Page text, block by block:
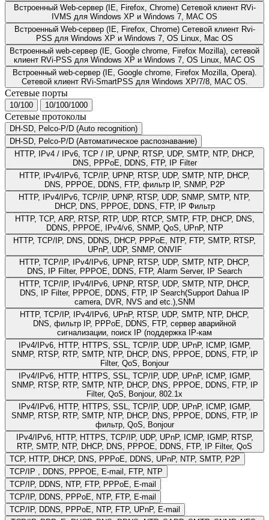
Встроенный Web-сервер (IE, Firefox, Chrome) Сетевой клиент RVi-
IVMS для Windows XP и Windows 7, MAC OS
Встроенный Web-сервер (IE, Firefox, Chrome) Сетевой клиент Rvi-
PSS для Windows XP и Windows 7, OS Linux, Mac OS
Встроенный web-сервер (IE, Google chrome, Firefox Mozilla), сетевой
клиент RVi-PSS для Windows XP и Windows 7, OS Linux, MAC OS
Встроенный web-сервер (IE, Google chrome, Firefox Mozilla, Opera).
Сетевой клиент RVi-SmartPSS для Windows XP/7/8, MAC OS.
Сетевые порты
10/100 10/100/1000
Сетевые протоколы
DH-SD, Pelco-P/D (Auto recognition)
DH-SD, Pelco-P/D (Автоматическое распознавание)
HTTP, IPv4 / IPv6, TCP / IP, UPNP, RTSP, UDP, SMTP, NTP, DHCP,
DNS, PPPoE, DDNS, FTP, IP Filter
HTTP, IPv4/IPv6, TCP/IP, UPNP, RTSP, UDP, SMTP, NTP, DHCP,
DNS, PPPOE, DDNS, FTP, фильтр IP, SNMP, P2P
HTTP, IPv4/IPv6, TCP/IP, UPNP, RTSP, UDP, SNMP, SMTP, NTP,
DHCP, DNS, PPPOE, DDNS, FTP, IP Фильтр
HTTP, TCP, ARP, RTSP, RTP, UDP, RTCP, SMTP, FTP, DHCP, DNS,
DDNS, PPPOE, IPv4/v6, SNMP, QoS, UPnP, NTP
HTTP, TCP/IP, DNS, DDNS, DHCP, PPPoE, NTP, FTP, SMTP, RTSP,
UPnP, UDP, SNMP, ONVIF
HTTP, TCP/IP, IPv4/IPv6, UPNP, RTSP, UDP, SMTP, NTP, DHCP,
DNS, IP Filter, PPPOE, DDNS, FTP, Alarm Server, IP Search
HTTP, TCP/IP, IPv4/IPv6, UPNP, RTSP, UDP, SMTP, NTP, DHCP,
DNS, IP Filter, PPPOE, DDNS, FTP, IP Search(Support Dahua IP
camera, DVR, NVS and etc.),SNM
HTTP, TCP/IP, IPv4/IPv6, UPnP, RTSP, UDP, SMTP, NTP, DHCP,
DNS, фильтр IP, PPPoE, DDNS, FTP, сервер аварийной
сигнализации, поиск IP (поддержка IP-кам
IPv4/IPv6, HTTP, HTTPS, SSL, TCP/IP, UDP, UPnP, ICMP, IGMP,
SNMP, RTSP, RTP, SMTP, NTP, DHCP, DNS, PPPOE, DDNS, FTP, IP
Filter, QoS, Bonjour
IPv4/IPv6, HTTP, HTTPS, SSL, TCP/IP, UDP, UPnP, ICMP, IGMP,
SNMP, RTSP, RTP, SMTP, NTP, DHCP, DNS, PPPOE, DDNS, FTP, IP
Filter, QoS, Bonjour, 802.1x
IPv4/IPv6, HTTP, HTTPS, SSL, TCP/IP, UDP, UPnP, ICMP, IGMP,
SNMP, RTSP, RTP, SMTP, NTP, DHCP, DNS, PPPOE, DDNS, FTP, IP
фильтр, QoS, Bonjour
IPv4/IPv6, HTTP, HTTPS, TCP/IP, UDP, UPnP, ICMP, IGMP, RTSP,
RTP, SMTP, NTP, DHCP, DNS, PPPOE, DDNS, FTP, IP Filter, QoS
TCP, HTTP, DHCP, DNS, PPPoE, DDNS, UPnP, NTP, SMTP, P2P
TCP/IP , DDNS, PPPOE, E-mail, FTP, NTP
TCP/IP, DDNS, NTP, FTP, PPPoE, E-mail
TCP/IP, DDNS, PPPoE, NTP, FTP, E-mail
TCP/IP, DDNS, PPPoE, NTP, FTP, UPnP, E-mail